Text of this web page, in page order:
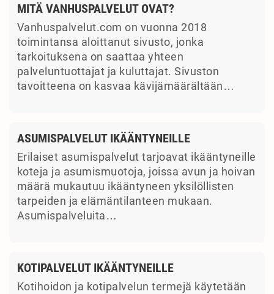
MITÄ VANHUSPALVELUT OVAT?
Vanhuspalvelut.com on vuonna 2018
toimintansa aloittanut sivusto, jonka
tarkoituksena on saattaa yhteen
palveluntuottajat ja kuluttajat. Sivuston
tavoitteena on kasvaa kävijämäärältään…
ASUMISPALVELUT IKÄÄNTYNEILLE
Erilaiset asumispalvelut tarjoavat ikääntyneille
koteja ja asumismuotoja, joissa avun ja hoivan
määrä mukautuu ikääntyneen yksilöllisten
tarpeiden ja elämäntilanteen mukaan.
Asumispalveluita…
KOTIPALVELUT IKÄÄNTYNEILLE
Kotihoidon ja kotipalvelun termejä käytetään